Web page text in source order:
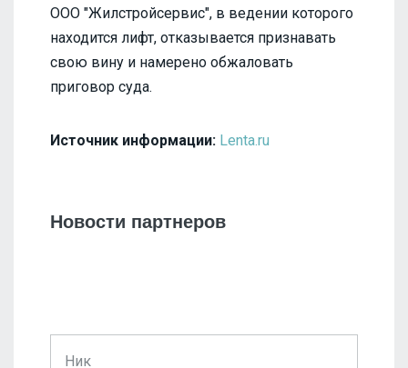
ООО "Жилстройсервис", в ведении которого
находится лифт, отказывается признавать
свою вину и намерено обжаловать
приговор суда.
Источник информации: Lenta.ru
Новости партнеров